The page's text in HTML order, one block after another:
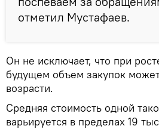
отметил Мустафаев.
Он не исключает, что при
будущем объем закупок
возрасти.
Средняя стоимость одной
варьируется в пределах 19